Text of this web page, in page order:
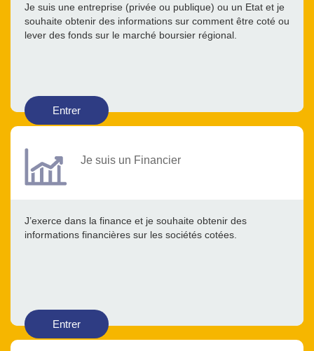
Je suis une entreprise (privée ou publique) ou un Etat et je
souhaite obtenir des informations sur comment être coté ou
lever des fonds sur le marché boursier régional.
Entrer
Je suis un Financier
J’exerce dans la finance et je souhaite obtenir des
informations financières sur les sociétés cotées.
Entrer